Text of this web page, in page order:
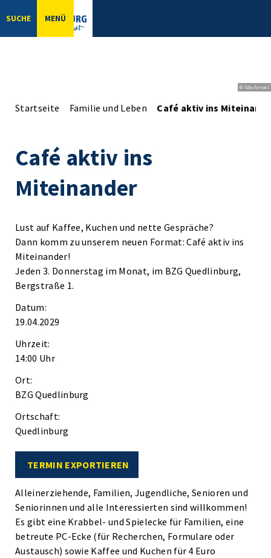
SUCHE MENÜ
© bbsferrari
Startseite Familie und Leben Café aktiv ins
Café aktiv ins
Miteinander
Lust auf Kaffee, Kuchen und nette Gespräche?
Dann komm zu unserem neuen Format: Café aktiv ins
Miteinander!
Jeden 3. Donnerstag im Monat, im BZG Quedlinburg,
Bergstraße 1.
Datum:
19.04.2029
Uhrzeit:
14:00 Uhr
Ort:
BZG Quedlinburg
Ortschaft:
Quedlinburg
TERMIN EXPORTIEREN
Alleinerziehende, Familien, Jugendliche, Senioren und
Seniorinnen und alle Interessierten sind willkommen!
Es gibt eine Krabbel- und Spielecke für Familien, eine
betreute PC-Ecke (für Recherchen, Formulare oder
Austausch) sowie Kaffee und Kuchen für 4 Euro